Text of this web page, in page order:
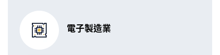
電子製造業